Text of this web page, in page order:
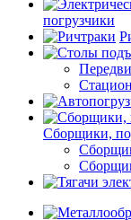
погрузчики
Сборщики,